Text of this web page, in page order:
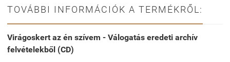
TOVÁBBI INFORMÁCIÓK A TERMÉKRŐL:
Virágoskert az én szívem - Válogatás eredeti archív
felvételekből (CD)